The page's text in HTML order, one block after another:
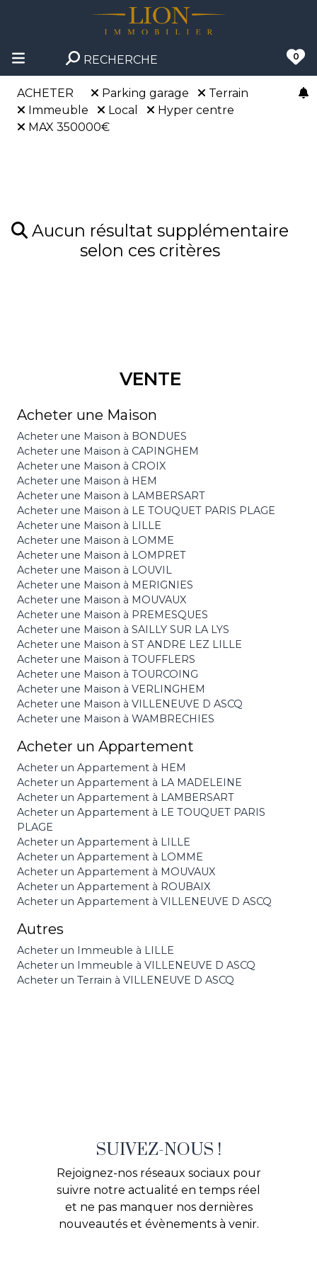
RECHERCHE 0
ACHETER Parking garage
Terrain
Immeuble
Local
Hyper centre
MAX 350000€
Aucun résultat supplémentaire
selon ces critères
VENTE
Acheter une Maison
Acheter une Maison à BONDUES
Acheter une Maison à CAPINGHEM
Acheter une Maison à CROIX
Acheter une Maison à HEM
Acheter une Maison à LAMBERSART
Acheter une Maison à LE TOUQUET PARIS PLAGE
Acheter une Maison à LILLE
Acheter une Maison à LOMME
Acheter une Maison à LOMPRET
Acheter une Maison à LOUVIL
Acheter une Maison à MERIGNIES
Acheter une Maison à MOUVAUX
Acheter une Maison à PREMESQUES
Acheter une Maison à SAILLY SUR LA LYS
Acheter une Maison à ST ANDRE LEZ LILLE
Acheter une Maison à TOUFFLERS
Acheter une Maison à TOURCOING
Acheter une Maison à VERLINGHEM
Acheter une Maison à VILLENEUVE D ASCQ
Acheter une Maison à WAMBRECHIES
Acheter un Appartement
Acheter un Appartement à HEM
Acheter un Appartement à LA MADELEINE
Acheter un Appartement à LAMBERSART
Acheter un Appartement à LE TOUQUET PARIS
PLAGE
Acheter un Appartement à LILLE
Acheter un Appartement à LOMME
Acheter un Appartement à MOUVAUX
Acheter un Appartement à ROUBAIX
Acheter un Appartement à VILLENEUVE D ASCQ
Autres
Acheter un Immeuble à LILLE
Acheter un Immeuble à VILLENEUVE D ASCQ
Acheter un Terrain à VILLENEUVE D ASCQ
SUIVEZ-NOUS !
Rejoignez-nos réseaux sociaux pour
suivre notre actualité en temps réel
et ne pas manquer nos dernières
nouveautés et évènements à venir.